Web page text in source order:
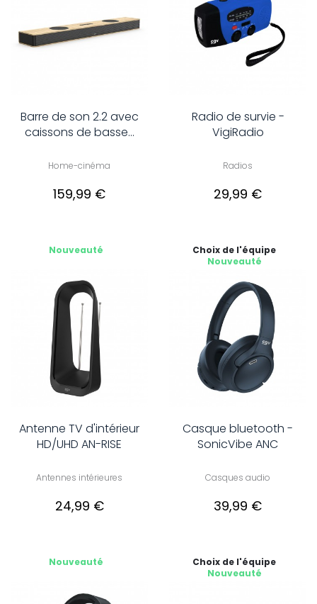
Barre de son 2.2 avec
caissons de basse...
Home-cinéma
159,99 €
Radio de survie -
VigiRadio
Radios
29,99 €
Antenne TV d'intérieur
HD/UHD AN-RISE
Antennes intérieures
24,99 €
Nouveauté
Casque bluetooth -
SonicVibe ANC
Casques audio
39,99 €
Choix de l'équipe
Nouveauté
Nouveauté
Choix de l'équipe
Nouveauté